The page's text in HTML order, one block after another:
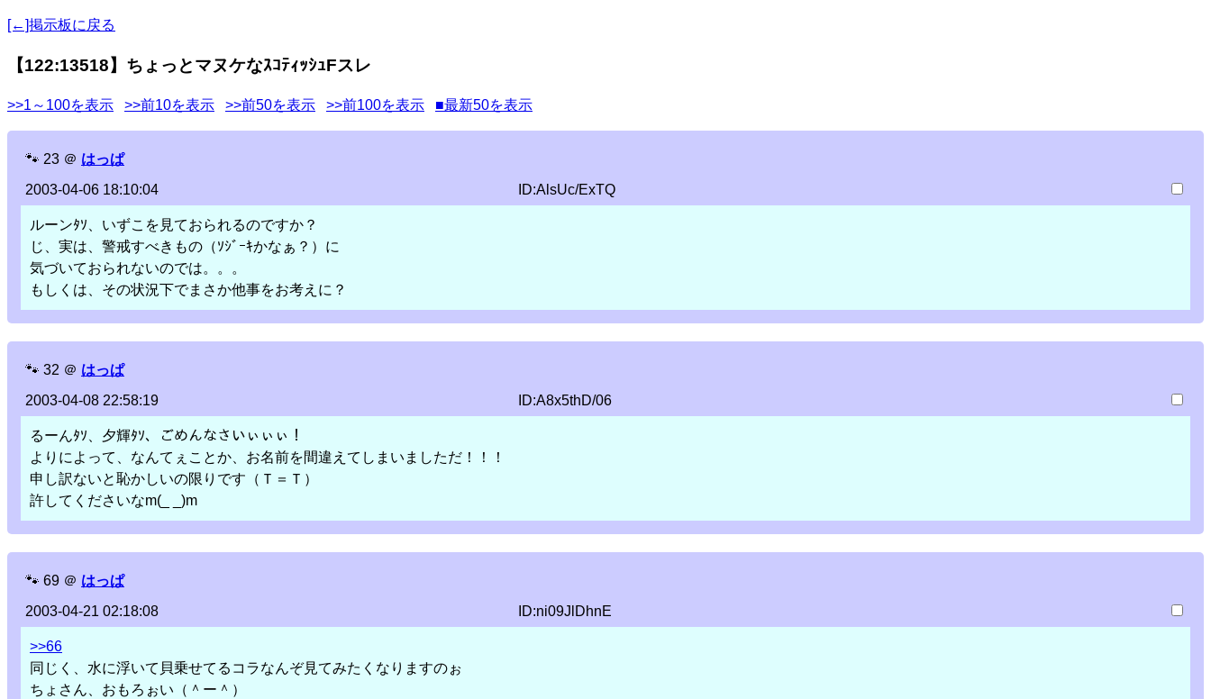
[←]掲示板に戻る
【122:13518】ちょっとマヌケなｽｺﾃｨｯｼｭFスレ
>>1～100を表示 >>前10を表示 >>前50を表示 >>前100を表示 ■最新50を表示
🐾 23 ＠ はっぱ
2003-04-06 18:10:04
ID:AlsUc/ExTQ
ルーンﾀｿ、いずこを見ておられるのですか？
じ、実は、警戒すべきもの（ｿｼﾞｰｷかなぁ？）に
気づいておられないのでは。。。
もしくは、その状況下でまさか他事をお考えに？
🐾 32 ＠ はっぱ
2003-04-08 22:58:19
ID:A8x5thD/06
るーんﾀｿ、夕輝ﾀｿ、ごめんなさいぃぃぃ！
よりによって、なんてぇことか、お名前を間違えてしまいましただ！！！
申し訳ないと恥かしいの限りです（Ｔ＝Ｔ）
許してくださいなm(_ _)m
🐾 69 ＠ はっぱ
2003-04-21 02:18:08
ID:ni09JlDhnE
>>66
同じく、水に浮いて貝乗せてるコラなんぞ見てみたくなりますのぉ
ちょさん、おもろぉい（＾ー＾）